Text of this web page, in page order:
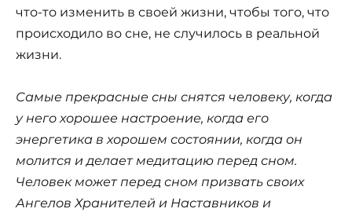
что-то изменить в своей жизни, чтобы того, что
происходило во сне, не случилось в реальной
жизни.
Самые прекрасные сны снятся человеку, когда
у него хорошее настроение, когда его
энергетика в хорошем состоянии, когда он
молится и делает медитацию перед сном.
Человек может перед сном призвать своих
Ангелов Хранителей и Наставников и